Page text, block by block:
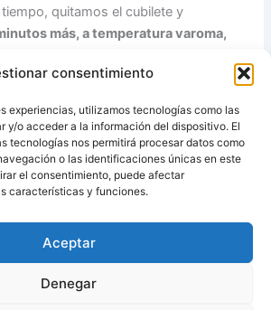
consentimiento
experiencias, utilizamos tecnologías como las
y/o acceder a la información del dispositivo. El
tecnologías nos permitirá procesar datos como
o las identificaciones únicas en este
el consentimiento, puede afectar
características y funciones.
Aceptar
Denegar
quitamos el cubilete y
más, a temperatura varoma,
espectacular»
tu Thermomix (más de 300)
SIGUIENTE